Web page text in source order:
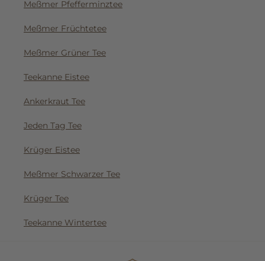
Meßmer Pfefferminztee
Meßmer Früchtetee
Meßmer Grüner Tee
Teekanne Eistee
Ankerkraut Tee
Jeden Tag Tee
Krüger Eistee
Meßmer Schwarzer Tee
Krüger Tee
Teekanne Wintertee